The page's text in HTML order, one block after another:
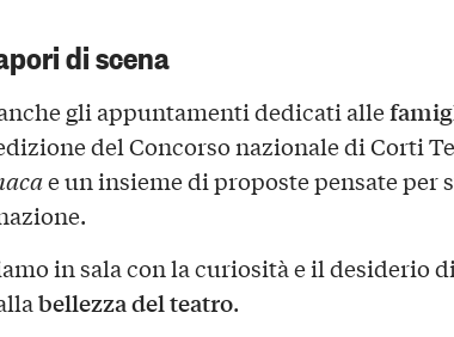
di scena
gli appuntamenti dedicati alle
del Concorso nazionale di Corti
e un insieme di proposte pensate per
in sala con la curiosità e il desiderio
bellezza del teatro.